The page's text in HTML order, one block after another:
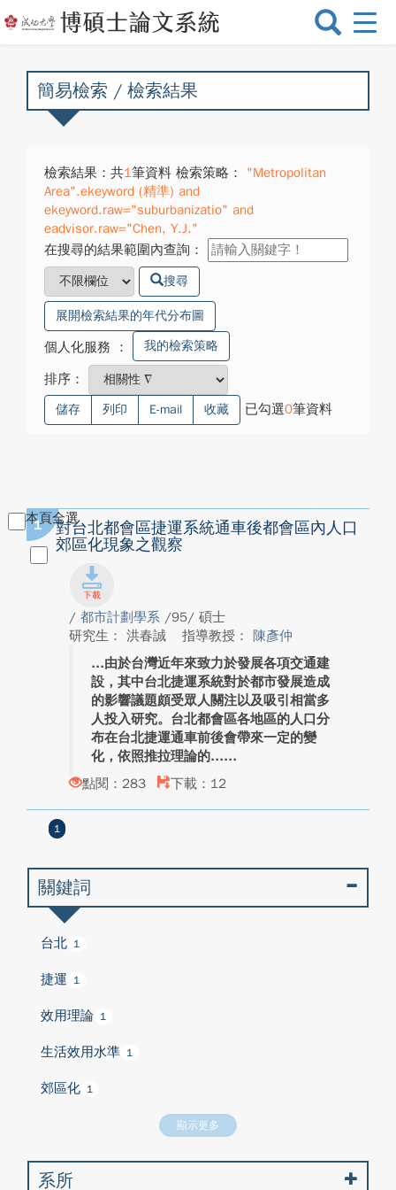
選
換
簡易檢索 / 檢索結果
檢索結果：共1筆資料 檢索策略：
"Metropolitan
Area".ekeyword (精準) and
ekeyword.raw="suburbanizatio" and
eadvisor.raw="Chen, Y.J."
在搜尋的結果範圍內查詢：
搜尋
展開檢索結果的年代分布圖
個人化服務 ： 我的檢索策略
排序：
儲存 列印 E-mail 收藏 已勾選0筆資料
本頁全選
1
對台北都會區捷運系統通車後都會區內人口
郊區化現象之觀察
/ 都市計劃學系 /95/ 碩士
研究生： 洪春誠
指導教授： 陳彥仲
由於台灣近年來致力於發展各項交通建
設，其中台北捷運系統對於都市發展造成
的影響議題頗受眾人關注以及吸引相當多
人投入研究。台北都會區各地區的人口分
布在台北捷運通車前後會帶來一定的變
化，依照推拉理論的...
點閱：283
下載：12
1
關鍵詞
台北 1
捷運 1
效用理論 1
生活效用水準 1
郊區化 1
顯示更多
系所